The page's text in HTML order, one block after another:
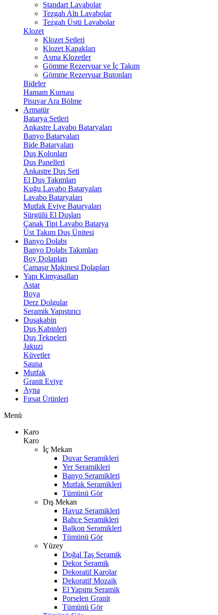
Standart Lavabolar
Tezgah Altı Lavabolar
Tezgah Üstü Lavabolar
Klozet
Klozet Setleri
Klozet Kapakları
Asma Klozetler
Gömme Rezervuar ve İç Takım
Gömme Rezervuar Butonları
Bideler
Hamam Kurnası
Pisuvar Ara Bölme
Armatür
Batarya Setleri
Ankastre Lavabo Bataryaları
Banyo Bataryaları
Bide Bataryaları
Duş Kolonları
Duş Panelleri
Ankastre Duş Seti
El Duş Takımları
Kuğu Lavabo Bataryaları
Lavabo Bataryaları
Mutfak Eviye Bataryaları
Sürgülü El Duşları
Çanak Tipi Lavabo Batarya
Üst Takım Duş Ünitesi
Banyo Dolabı
Banyo Dolabı Takımları
Boy Dolapları
Çamaşır Makinesi Dolapları
Yapı Kimyasalları
Astar
Boya
Derz Dolgular
Seramik Yapıştırıcı
Duşakabin
Duş Kabinleri
Duş Tekneleri
Jakuzi
Küvetler
Sauna
Mutfak
Granit Eviye
Ayna
Fırsat Ürünleri
Menü
Karo
Karo
İç Mekan
Duvar Seramikleri
Yer Seramikleri
Banyo Seramikleri
Mutfak Seramikleri
Tümünü Gör
Dış Mekan
Havuz Seramikleri
Bahçe Seramikleri
Balkon Seramikleri
Tümünü Gör
Yüzey
Doğal Taş Seramik
Dekor Seramik
Dekoratif Karolar
Dekoratif Mozaik
El Yapımı Seramik
Porselen Granit
Tümünü Gör